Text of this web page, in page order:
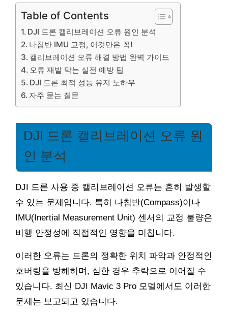
Table of Contents
DJI 드론 캘리브레이션 오류 원인 분석
나침반 IMU 교정, 이것만은 꼭!
캘리브레이션 오류 해결 방법 완벽 가이드
오류 재발 막는 실전 예방 팁
DJI 드론 최적 성능 유지 노하우
자주 묻는 질문
DJI 드론 캘리브레이션 오류 원
인 분석
DJI 드론 사용 중 캘리브레이션 오류는 흔히 발생할
수 있는 문제입니다. 특히 나침반(Compass)이나
IMU(Inertial Measurement Unit) 센서의 교정 불량은
비행 안정성에 직접적인 영향을 미칩니다.
이러한 오류는 드론의 정확한 위치 파악과 안정적인
호버링을 방해하며, 심한 경우 추락으로 이어질 수
있습니다. 최신 DJI Mavic 3 Pro 모델에서도 이러한
문제는 보고되고 있습니다.